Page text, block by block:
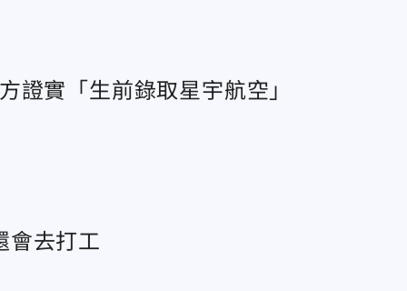
實「生前錄取星宇航空」
會去打工